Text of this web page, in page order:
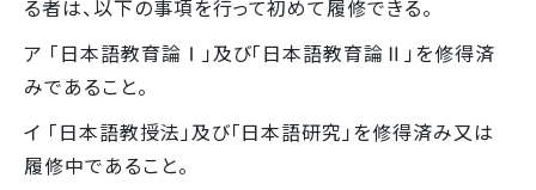
る者は、以下の事項を行って初めて履修できる。
ア 「日本語教育論Ⅰ」及び「日本語教育論Ⅱ」を修得済
みであること。
イ 「日本語教授法」及び「日本語研究」を修得済み又は
履修中であること。